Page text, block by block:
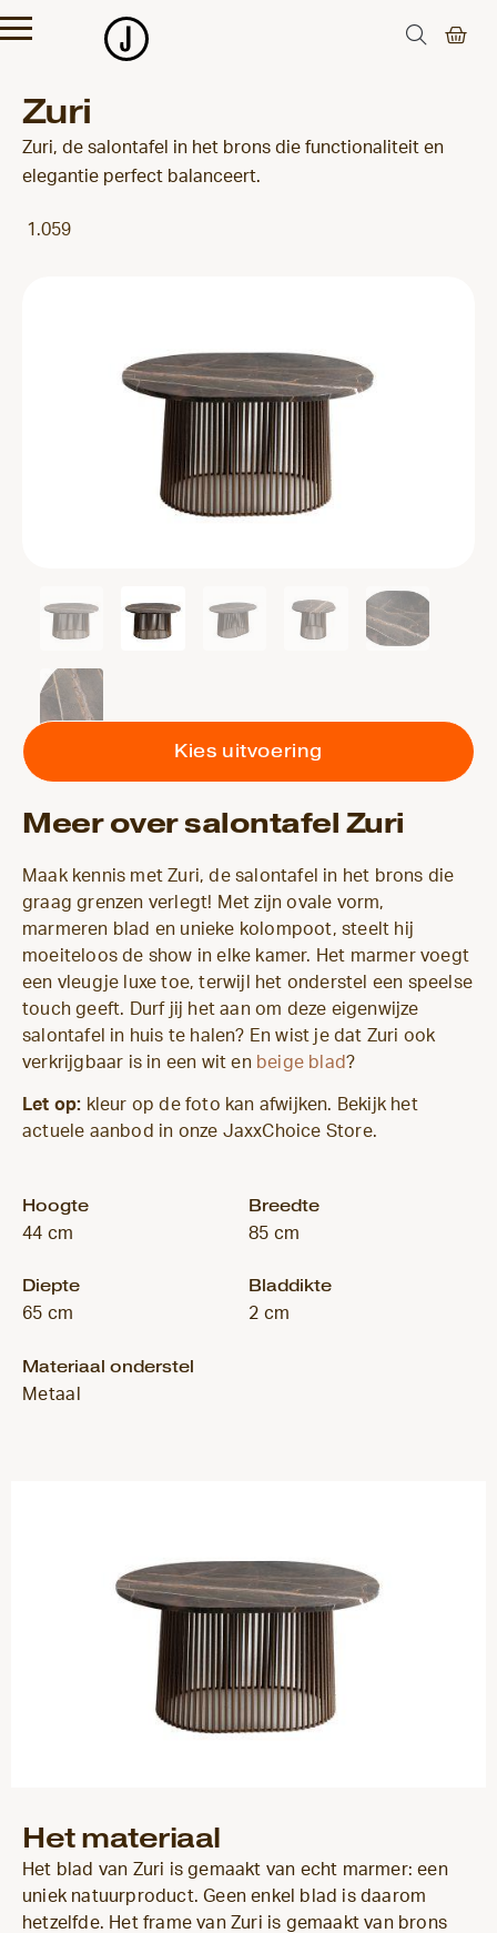
Zuri
Zuri, de salontafel in het brons die functionaliteit en
elegantie perfect balanceert.
1.059
Kies uitvoering
Meer over salontafel Zuri
Maak kennis met Zuri, de salontafel in het brons die
graag grenzen verlegt! Met zijn ovale vorm,
marmeren blad en unieke kolompoot, steelt hij
moeiteloos de show in elke kamer. Het marmer voegt
een vleugje luxe toe, terwijl het onderstel een speelse
touch geeft. Durf jij het aan om deze eigenwijze
salontafel in huis te halen? En wist je dat Zuri ook
verkrijgbaar is in een wit en beige blad?
Let op: kleur op de foto kan afwijken. Bekijk het
actuele aanbod in onze JaxxChoice Store.
Hoogte
44 cm
Breedte
85 cm
Diepte
65 cm
Bladdikte
2 cm
Materiaal onderstel
Metaal
Het materiaal
Het blad van Zuri is gemaakt van echt marmer: een
uniek natuurproduct. Geen enkel blad is daarom
hetzelfde. Het frame van Zuri is gemaakt van brons